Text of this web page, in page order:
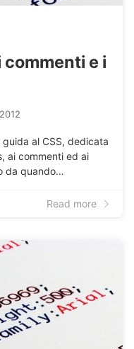
commenti e i
al CSS, dedicata
ai commenti ed ai
da quando…
Read more